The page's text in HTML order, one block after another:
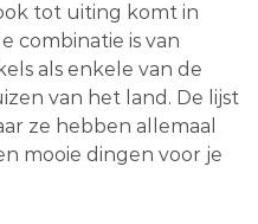
tot uiting komt in
combinatie is van
als enkele van de
van het land. De lijst
ze hebben allemaal
mooie dingen voor je